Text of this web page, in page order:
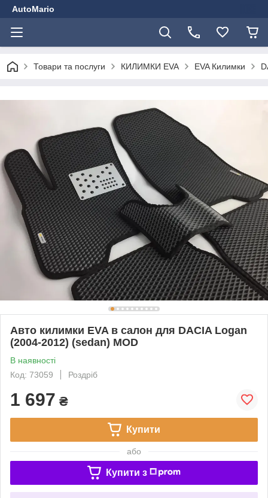
AutoMario
Товари та послуги КИЛИМКИ EVA EVA Килимки
Авто килимки EVA в салон для DACIA Logan
(2004-2012) (sedan) MOD
В наявності
Код: 73059
Роздріб
1 697 ₴
Купити
або
Купити з